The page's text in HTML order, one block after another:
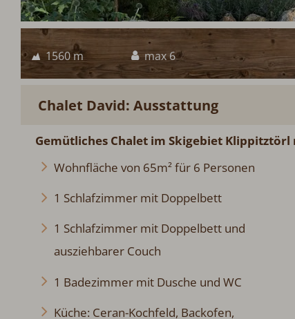
1560 m max 6
Chalet David: Ausstattung
Gemütliches Chalet im Skigebiet Klippitztörl
Wohnfläche von 65m² für 6 Personen
1 Schlafzimmer mit Doppelbett
1 Schlafzimmer mit Doppelbett und
ausziehbarer Couch
1 Badezimmer mit Dusche und WC
Küche: Ceran-Kochfeld, Backofen,